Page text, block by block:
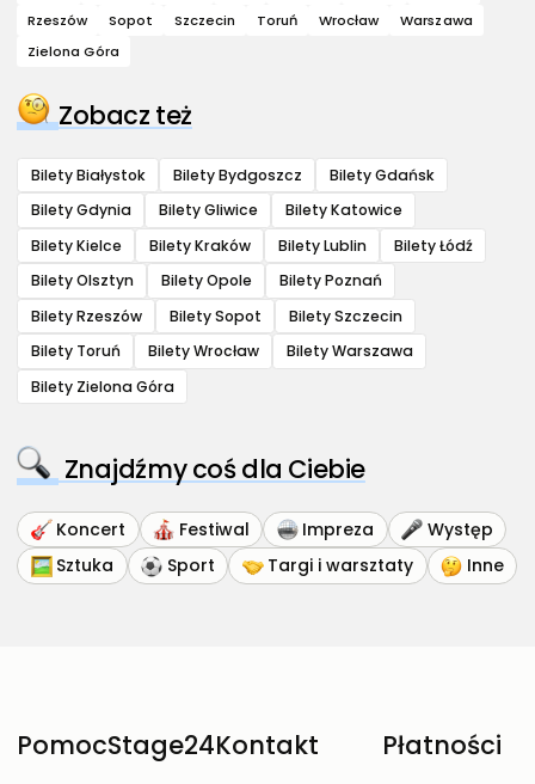
Rzeszów
Sopot Szczecin Toruń Wrocław
Warszawa
Zielona Góra
Zobacz też
Bilety Białystok Bilety Bydgoszcz
Bilety Gdańsk
Bilety Gdynia
Bilety Gliwice
Bilety Katowice
Bilety Kielce
Bilety Kraków Bilety Lublin
Bilety Łódź
Bilety Olsztyn
Bilety Opole
Bilety Poznań
Bilety Rzeszów
Bilety Sopot
Bilety Szczecin
Bilety Toruń
Bilety Wrocław
Bilety Warszawa
Bilety Zielona Góra
Znajdźmy coś dla Ciebie
Koncert Festiwal Impreza
Występ
Sztuka
Sport Targi i warsztaty Inne
PomocStage24Kontakt Płatności